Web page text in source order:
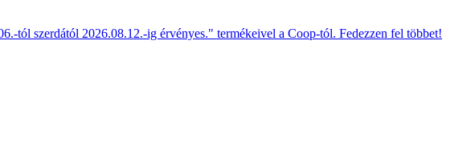
tól szerdától 2026.08.12.-ig érvényes." termékeivel a Coop-tól. Fedezzen fel többet!